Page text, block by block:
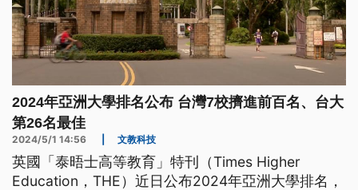
2024年亞洲大學排名公布 台灣7校擠進前百名、台大
第26名最佳
2024/5/1 14:56 文教科技
英國「泰晤士高等教育」特刊（Times Higher
Education，THE）近日公布2024年亞洲大學排名，